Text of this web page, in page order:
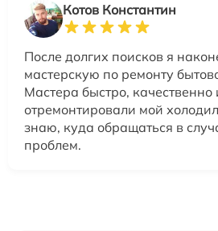
Котов Константин
После долгих поисков я
мастерскую по ремонту
Мастера быстро, качественно
отремонтировали мой
знаю, куда обращаться в
проблем.